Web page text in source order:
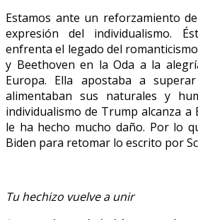
Estamos ante un reforzamiento
expresión del individualismo.
enfrenta el legado del
y Beethoven en la Oda a la
Europa. Ella apostaba a
alimentaban sus naturales y
individualismo de Trump alcanza a
le ha hecho mucho daño. Por lo
Biden para retomar lo escrito por
Tu hechizo vuelve a unir